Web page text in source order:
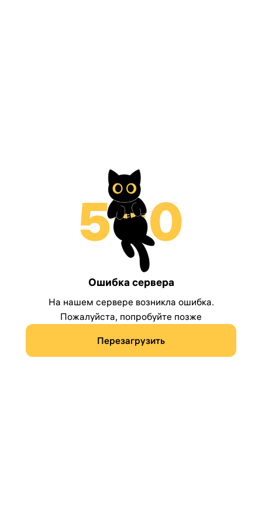
Ошибка сервера
На нашем сервере возникла ошибка.
Пожалуйста, попробуйте позже
Перезагрузить